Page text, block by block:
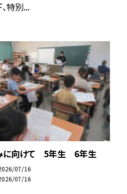
特別...
に向けて 5年生 6年生
07/16
07/16